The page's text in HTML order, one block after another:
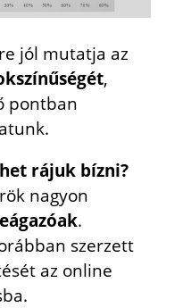
jól mutatja az
,
pontban
rájuk bízni?
nagyon
.
szerzett
az online